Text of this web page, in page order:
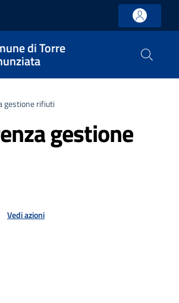
di Torre
gestione rifiuti
gestione
Vedi azioni